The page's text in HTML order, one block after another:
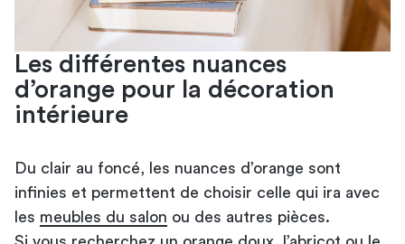
Les différentes nuances
d’orange pour la décoration
intérieure
Du clair au foncé, les nuances d’orange sont
infinies et permettent de choisir celle qui ira avec
les meubles du salon ou des autres pièces.